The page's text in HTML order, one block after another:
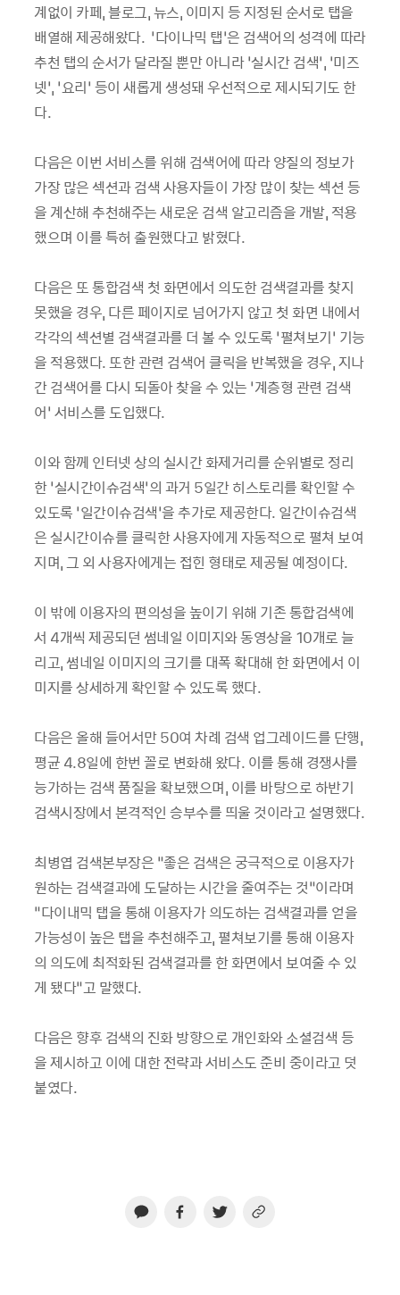
계없이 카페, 블로그, 뉴스, 이미지 등 지정된 순서로 탭을
배열해 제공해왔다. ‘다이나믹 탭’은 검색어의 성격에 따라
추천 탭의 순서가 달라질 뿐만 아니라 ‘실시간 검색’, ‘미즈
넷’, ‘요리’ 등이 새롭게 생성돼 우선적으로 제시되기도 한
다.
다음은 이번 서비스를 위해 검색어에 따라 양질의 정보가
가장 많은 섹션과 검색 사용자들이 가장 많이 찾는 섹션 등
을 계산해 추천해주는 새로운 검색 알고리즘을 개발, 적용
했으며 이를 특허 출원했다고 밝혔다.
다음은 또 통합검색 첫 화면에서 의도한 검색결과를 찾지
못했을 경우, 다른 페이지로 넘어가지 않고 첫 화면 내에서
각각의 섹션별 검색결과를 더 볼 수 있도록 ‘펼쳐보기’ 기능
을 적용했다. 또한 관련 검색어 클릭을 반복했을 경우, 지나
간 검색어를 다시 되돌아 찾을 수 있는 ‘계층형 관련 검색
어’ 서비스를 도입했다.
이와 함께 인터넷 상의 실시간 화제거리를 순위별로 정리
한 ‘실시간이슈검색’의 과거 5일간 히스토리를 확인할 수
있도록 ‘일간이슈검색’을 추가로 제공한다. 일간이슈검색
은 실시간이슈를 클릭한 사용자에게 자동적으로 펼쳐 보여
지며, 그 외 사용자에게는 접힌 형태로 제공될 예정이다.
이 밖에 이용자의 편의성을 높이기 위해 기존 통합검색에
서 4개씩 제공되던 썸네일 이미지와 동영상을 10개로 늘
리고, 썸네일 이미지의 크기를 대폭 확대해 한 화면에서 이
미지를 상세하게 확인할 수 있도록 했다.
다음은 올해 들어서만 50여 차례 검색 업그레이드를 단행,
평균 4.8일에 한번 꼴로 변화해 왔다. 이를 통해 경쟁사를
능가하는 검색 품질을 확보했으며, 이를 바탕으로 하반기
검색시장에서 본격적인 승부수를 띄울 것이라고 설명했다.
최병엽 검색본부장은 “좋은 검색은 궁극적으로 이용자가
원하는 검색결과에 도달하는 시간을 줄여주는 것”이라며
“다이내믹 탭을 통해 이용자가 의도하는 검색결과를 얻을
가능성이 높은 탭을 추천해주고, 펼쳐보기를 통해 이용자
의 의도에 최적화된 검색결과를 한 화면에서 보여줄 수 있
게 됐다”고 말했다.
다음은 향후 검색의 진화 방향으로 개인화와 소셜검색 등
을 제시하고 이에 대한 전략과 서비스도 준비 중이라고 덧
붙였다.